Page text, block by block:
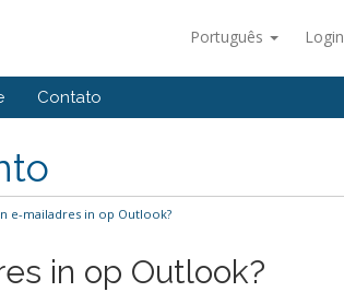
Português Login
Contato
e-mailadres in op Outlook?
in op Outlook?